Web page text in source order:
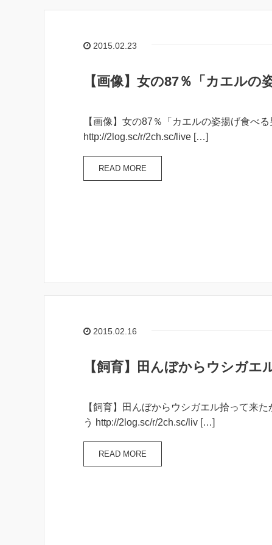
2015.02.23
【画像】女の87％「カエルの
【画像】女の87％「カエルの姿揚げ食べる
http://2log.sc/r/2ch.sc/live […]
READ MORE
2015.02.16
【飼育】田んぼからウシガエ
【飼育】田んぼからウシガエル拾って来
う http://2log.sc/r/2ch.sc/liv […]
READ MORE